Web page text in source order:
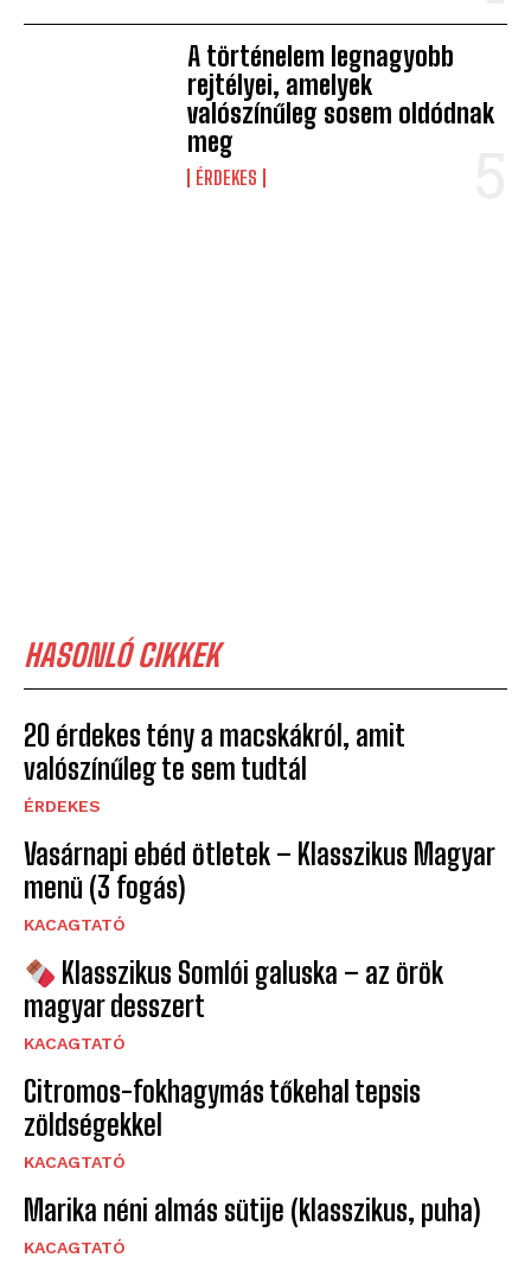
A történelem legnagyobb
rejtélyei, amelyek
valószínűleg sosem oldódnak
meg
ÉRDEKES
HASONLÓ CIKKEK
20 érdekes tény a macskákról, amit
valószínűleg te sem tudtál
ÉRDEKES
Vasárnapi ebéd ötletek – Klasszikus Magyar
menü (3 fogás)
KACAGTATÓ
Klasszikus Somlói galuska – az örök
magyar desszert
KACAGTATÓ
Citromos-fokhagymás tőkehal tepsis
zöldségekkel
KACAGTATÓ
Marika néni almás sütije (klasszikus, puha)
KACAGTATÓ